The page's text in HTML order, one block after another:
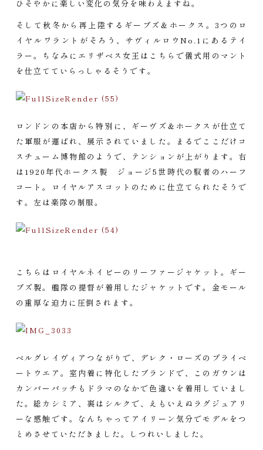
ひそやかに楽しい変化の気分を味わえますね。
そして秋冬から再上陸するギーブズ＆ホークス。3つのロ
イヤルワラントがそろう、サヴィルロウNo.1にあるテイ
ラー。ちなみにエリザベス女王はこちらで儀式用のマント
を仕立てていらっしゃるそうです。
ロンドンの本店から特別に、ギーヴズ＆ホークスが仕立て
た軍服が運ばれ、展示されていました。まるでここだけコ
スチューム博物館のようで、テンションが上がります。右
は1920年代ホークス製 ジョージ5世時代の馭者のハーフ
コート。ロイヤルアスコットのために仕立てられたそうで
す。左は楽隊の制服。
こちらはロイヤルネイビーのリーファージャケット。ギー
ブズ製。艦隊の提督が着用したジャケットです。金モール
の重厚な迫力に圧倒されます。
ベルグレイヴィアつながりで、デレク・ローズのプライベ
ートウエア。室内着に特化したブランドで、このガウンは
カンバーバッチもドラマのなかで色違いを着用していまし
た。総カシミア、裏はシルクで、えもいえぬラグジュアリ
ーな感触です。なんちゃってアイリーン気分でモデルをつ
とめさせていただきました。しつれいしました。